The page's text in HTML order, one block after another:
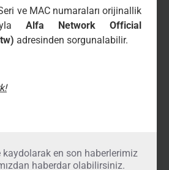
ve MAC numaraları orijinallik
Alfa Network Official
adresinden sorgunalabilir.
en son haberlerimiz
haberdar olabilirsiniz.
₺7.020,